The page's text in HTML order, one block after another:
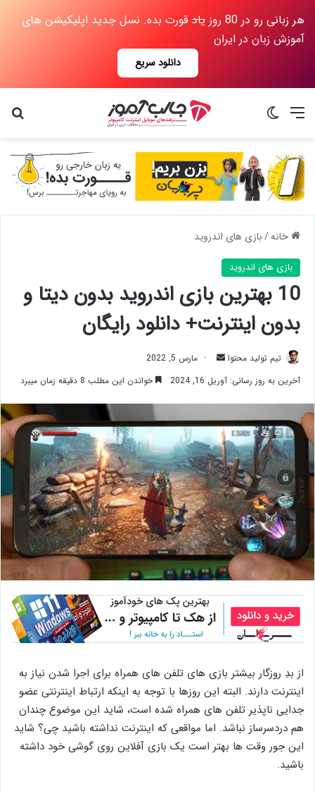
هر زبانی رو در 80 روز یاد قورت بده. نسل جدید اپلیکیشن های
آموزش زبان در ایران
دانلود سریع
منو
خانه/بازی های اندروید
بازی های اندروید
10 بهترین بازی اندروید بدون دیتا و
بدون اینترنت+ دانلود رایگان
تیم تولید محتوا
ارسال
ایمیل
مارس 5, 2022
آخرین به روز رسانی: آوریل 16, 2024
خواندن این مطلب 8 دقیقه زمان میبرد
از بدِ روزگار بیشتر بازی های تلفن های همراه برای اجرا شدن نیاز به
اینترنت دارند. البته این روزها با توجه به اینکه ارتباط اینترنتی عضو
جدایی ناپذیر تلفن های همراه شده است، شاید این موضوع چندان
هم دردسرساز نباشد. اما مواقعی که اینترنت نداشته باشید چی؟ شاید
این جور وقت ها بهتر است یک بازی آفلاین روی گوشی خود داشته
باشید.